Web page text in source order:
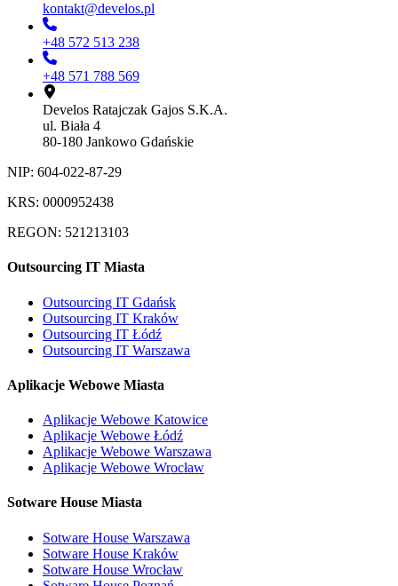
kontakt@develos.pl
+48 572 513 238
+48 571 788 569
Develos Ratajczak Gajos S.K.A.
ul. Biała 4
80-180 Jankowo Gdańskie
NIP: 604-022-87-29
KRS: 0000952438
REGON: 521213103
Outsourcing IT Miasta
Outsourcing IT Gdańsk
Outsourcing IT Kraków
Outsourcing IT Łódź
Outsourcing IT Warszawa
Aplikacje Webowe Miasta
Aplikacje Webowe Katowice
Aplikacje Webowe Łódź
Aplikacje Webowe Warszawa
Aplikacje Webowe Wrocław
Sotware House Miasta
Sotware House Warszawa
Sotware House Kraków
Sotware House Wrocław